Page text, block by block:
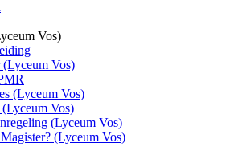
Vos)
(Lyceum Vos)
(Lyceum Vos)
Vos)
(Lyceum Vos)
(Lyceum Vos)